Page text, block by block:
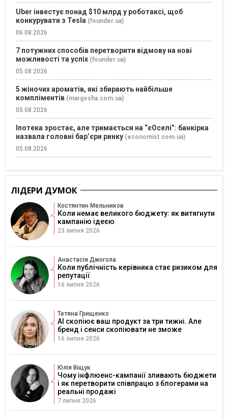
Uber інвестує понад $10 млрд у роботаксі, щоб
конкурувати з Tesla (founder.ua)
06.08.2026
7 потужних способів перетворити відмову на нові
можливості та успіх (founder.ua)
05.08.2026
5 жіночих ароматів, які збирають найбільше
компліментів (margosha.com.ua)
05.08.2026
Іпотека зростає, але тримається на “єОселі”: банкірка
назвала головні бар’єри ринку (economist.com.ua)
05.08.2026
ЛІДЕРИ ДУМОК
Костянтин Мельников
Коли немає великого бюджету: як витягнути
кампанію ідеєю
23 липня 2026
Анастасія Джогола
Коли публічність керівника стає ризиком для
репутації
16 липня 2026
Тетяна Грищенко
AI скопіює ваш продукт за три тижні. Але
бренд і сенси скопіювати не зможе
16 липня 2026
Юлія Віщук
Чому інфлюенс-кампанії зливають бюджети
і як перетворити співпрацю з блогерами на
реальні продажі
7 липня 2026